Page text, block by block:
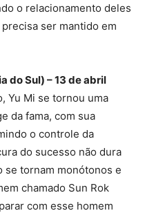
o relacionamento deles
ser mantido em
do Sul) – 13 de abril
Yu Mi se tornou uma
da fama, com sua
o controle da
do sucesso não dura
se tornam monótonos e
chamado Sun Rok
com esse homem